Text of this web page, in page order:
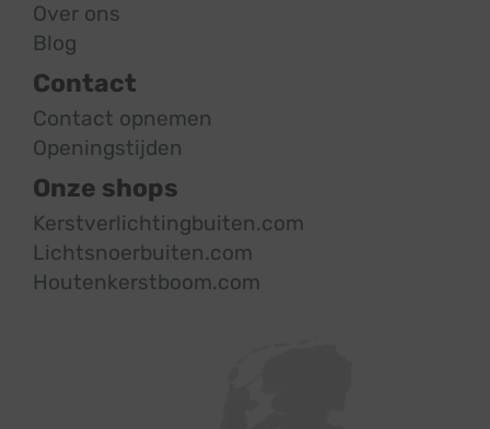
Over ons
Blog
Contact
Contact opnemen
Openingstijden
Onze shops
Kerstverlichtingbuiten.com
Lichtsnoerbuiten.com
Houtenkerstboom.com